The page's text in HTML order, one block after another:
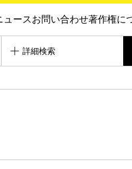
ュースお問い合わせ著作権に
詳細検索